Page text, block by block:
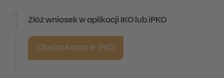
Jestem klientem
Złóż wniosek w aplikacji IKO lub iPKO
Otwórz konto w iPKO